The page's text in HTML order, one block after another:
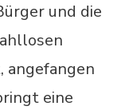
und die
angefangen
eine